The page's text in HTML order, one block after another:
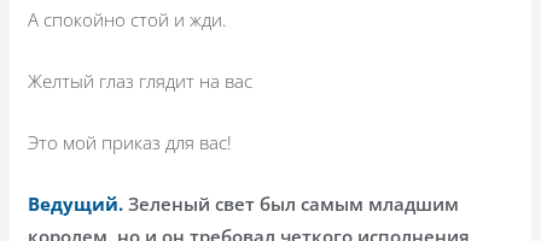
А спокойно стой и жди.
Желтый глаз глядит на вас
Это мой приказ для вас!
Ведущий.Зеленый свет был самым младшим
королем, но и он требовал четкого исполнения